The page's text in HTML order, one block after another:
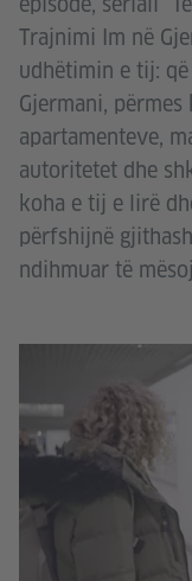
Trajnimi Im në
udhëtimin e tij:
Gjermani,
apartamenteve,
autoritetet dhe
koha e tij e lirë
përfshijnë
ndihmuar të